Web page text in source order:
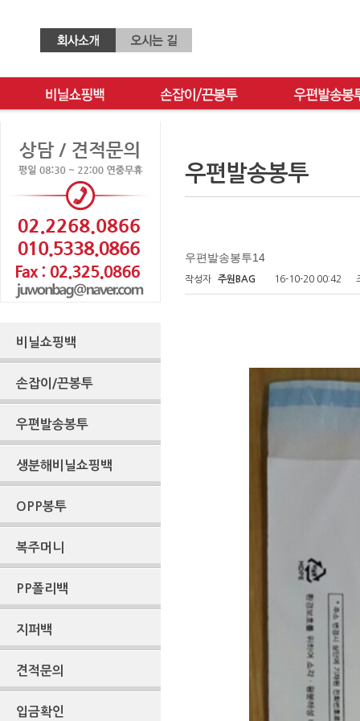
비닐쇼핑백
손잡이/끈봉투
우편발송봉투
생분해비닐쇼핑백
OPP봉투
복주머니
PP폴리백
지퍼백
견적문의
입금확인
우편발송봉투
우편발송봉투14
작성자 주원BAG 16-10-20 00:42